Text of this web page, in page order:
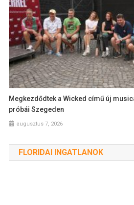
Megkezdődtek a Wicked című új
próbái Szegeden
augusztus 7, 2026
FLORIDAI INGATLANOK